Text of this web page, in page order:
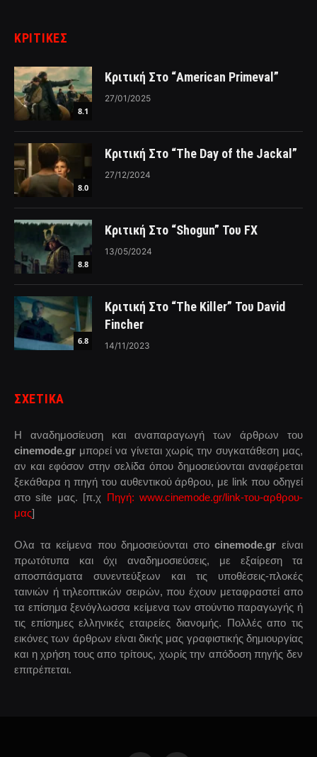
ΚΡΙΤΙΚΈΣ
8.1
Κριτική Στο “American Primeval”
27/01/2025
8.0
Κριτική Στο “The Day of the Jackal”
27/12/2024
8.8
Κριτική Στο “Shogun” Του FX
13/05/2024
6.8
Κριτική Στο “The Killer” Του David
Fincher
14/11/2023
ΣΧΕΤΙΚΑ
Η αναδημοσίευση και αναπαραγωγή των άρθρων του
cinemode.gr μπορεί να γίνεται χωρίς την συγκατάθεση μας,
αν και εφόσον στην σελίδα όπου δημοσιεύονται αναφέρεται
ξεκάθαρα η πηγή του αυθεντικού άρθρου, με link που οδηγεί
στο site μας. [π.χ Πηγή: www.cinemode.gr/link-του-αρθρου-
μας]
Ολα τα κείμενα που δημοσιεύονται στοcinemode.gr είναι
πρωτότυπα και όχι αναδημοσιεύσεις, με εξαίρεση τα
αποσπάσματα συνεντεύξεων και τις υποθέσεις-πλοκές
ταινιών ή τηλεοπτικών σειρών, που έχουν μεταφραστεί απο
τα επίσημα ξενόγλωσσα κείμενα των στούντιο παραγωγής ή
τις επίσημες ελληνικές εταιρείες διανομής. Πολλές απο τις
εικόνες των άρθρων είναι δικής μας γραφιστικής δημιουργίας
και η χρήση τους απο τρίτους, χωρίς την απόδοση πηγής δεν
επιτρέπεται.